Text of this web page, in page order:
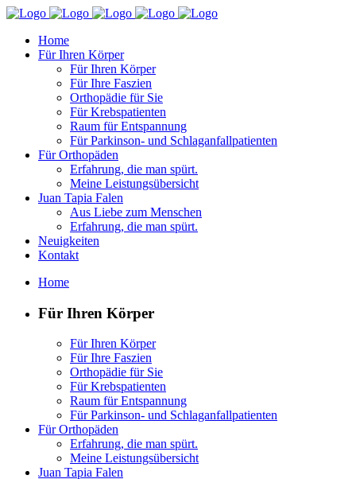
Home
Für Ihren Körper
Für Ihren Körper
Für Ihre Faszien
Orthopädie für Sie
Für Krebspatienten
Raum für Entspannung
Für Parkinson- und Schlaganfallpatienten
Für Orthopäden
Erfahrung, die man spürt.
Meine Leistungsübersicht
Juan Tapia Falen
Aus Liebe zum Menschen
Erfahrung, die man spürt.
Neuigkeiten
Kontakt
Home
Für Ihren Körper
Für Ihren Körper
Für Ihre Faszien
Orthopädie für Sie
Für Krebspatienten
Raum für Entspannung
Für Parkinson- und Schlaganfallpatienten
Für Orthopäden
Erfahrung, die man spürt.
Meine Leistungsübersicht
Juan Tapia Falen